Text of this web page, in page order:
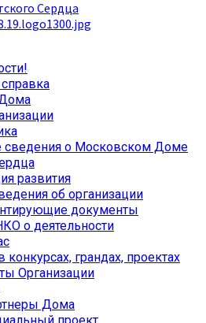
о Московском Доме
развития
об организации
документы
о деятельности
конкурсах, грандах, проектах
Организации
Дома